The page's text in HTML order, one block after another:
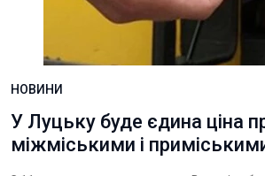
НОВИНИ
У Луцьку буде єдина ціна
міжміськими і